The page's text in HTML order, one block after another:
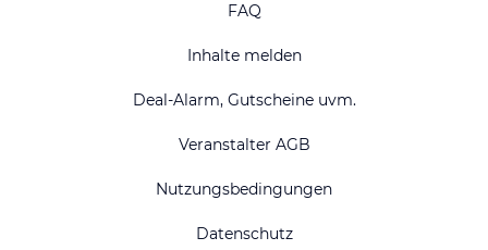
FAQ
Inhalte melden
Deal-Alarm, Gutscheine uvm.
Veranstalter AGB
Nutzungsbedingungen
Datenschutz